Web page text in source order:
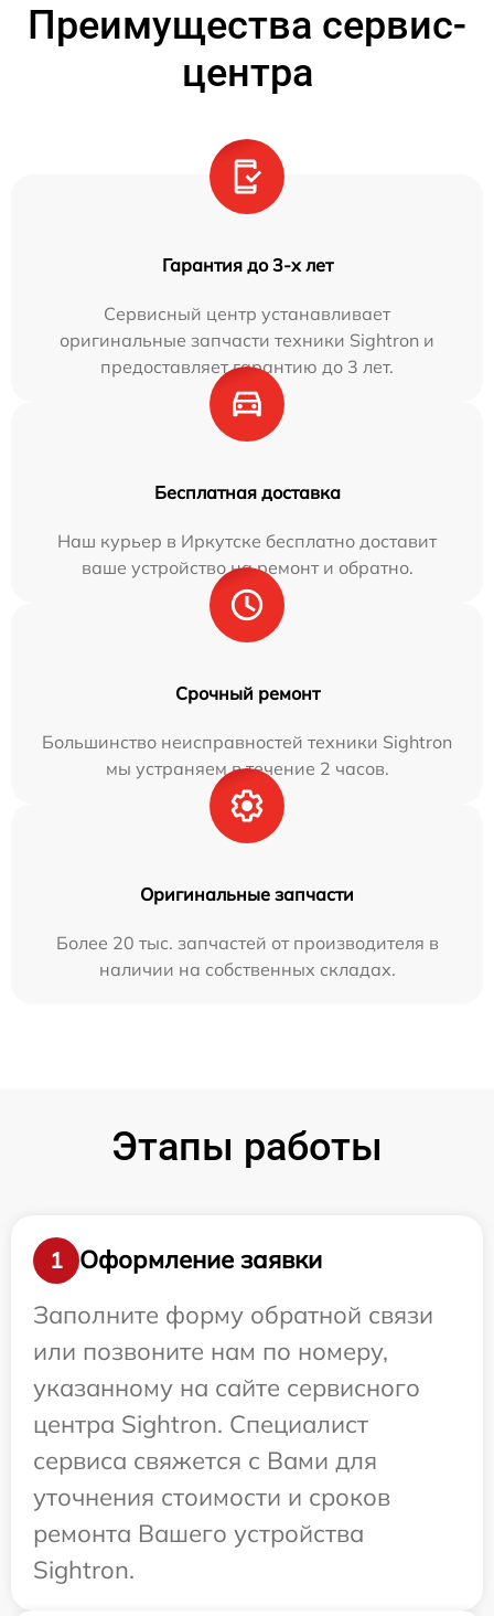
Преимущества сервис-
центра
Гарантия до 3-х лет
Сервисный центр устанавливает
оригинальные запчасти техники Sightron и
предоставляет гарантию до 3 лет.
Бесплатная доставка
Наш курьер в Иркутске бесплатно доставит
ваше устройство на ремонт и обратно.
Срочный ремонт
Большинство неисправностей техники Sightron
мы устраняем в течение 2 часов.
Оригинальные запчасти
Более 20 тыс. запчастей от производителя в
наличии на собственных складах.
Этапы работы
1
Оформление заявки
Заполните форму обратной связи
или позвоните нам по номеру,
указанному на сайте сервисного
центра Sightron. Специалист
сервиса свяжется с Вами для
уточнения стоимости и сроков
ремонта Вашего устройства
Sightron.